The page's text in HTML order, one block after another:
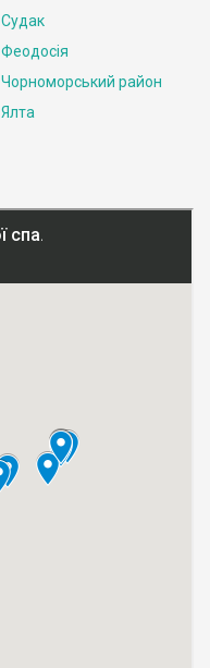
Судак
Феодосія
Чорноморський район
Ялта